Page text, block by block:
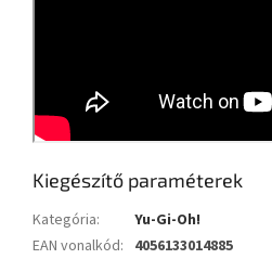
Kiegészítő paraméterek
Kategória:
Yu-Gi-Oh!
EAN vonalkód: 4056133014885